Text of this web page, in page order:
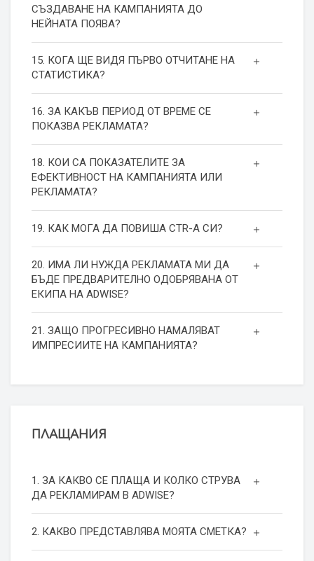
СЪЗДАВАНЕ НА КАМПАНИЯТА ДО
НЕЙНАТА ПОЯВА?
15. КОГА ЩЕ ВИДЯ ПЪРВО ОТЧИТАНЕ НА
СТАТИСТИКА?
16. ЗА КАКЪВ ПЕРИОД ОТ ВРЕМЕ СЕ
ПОКАЗВА РЕКЛАМАТА?
18. КОИ СА ПОКАЗАТЕЛИТЕ ЗА
ЕФЕКТИВНОСТ НА КАМПАНИЯТА ИЛИ
РЕКЛАМАТА?
19. КАК МОГА ДА ПОВИША СТR-А СИ?
20. ИМА ЛИ НУЖДА РЕКЛАМАТА МИ ДА
БЪДЕ ПРЕДВАРИТЕЛНО ОДОБРЯВАНА ОТ
ЕКИПА НА ADWISE?
21. ЗАЩО ПРОГРЕСИВНО НАМАЛЯВАТ
ИМПРЕСИИТЕ НА КАМПАНИЯТА?
ПЛАЩАНИЯ
1. ЗА КАКВО СЕ ПЛАЩА И КОЛКО СТРУВА
ДА РЕКЛАМИРАМ В ADWISE?
2. КАКВО ПРЕДСТАВЛЯВА МОЯТА СМЕТКА?